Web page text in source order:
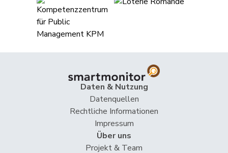
Daten & Nutzung
Datenquellen
Rechtliche Informationen
Impressum
Über uns
Projekt & Team